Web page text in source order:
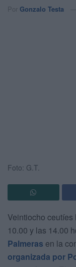
Por Gonzalo Testa
Foto: G.T.
Veintiocho
10.00 y las 14.00
Palmeras en la
organizada por